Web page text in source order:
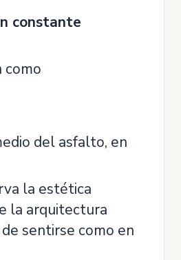
constante
como
del asfalto, en
la estética
la arquitectura
sentirse como en